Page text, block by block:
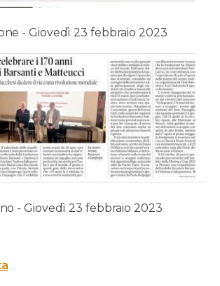
- Giovedì 23 febbraio 2023
- Giovedì 23 febbraio 2023